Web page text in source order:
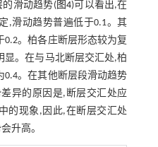
的滑动趋势(图4)可以看出,在
,滑动趋势普遍低于0.1。其
。柏各庄断层形态较为复
显。在与马北断层交汇处,柏
。在其他断层段滑动趋势
异的原因是,断层交汇处应
的现象,因此,在断层交汇处
升高。